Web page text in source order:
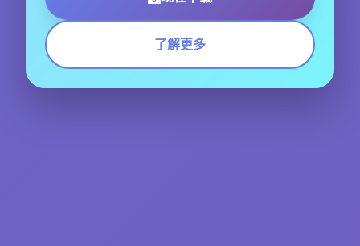
了解更多